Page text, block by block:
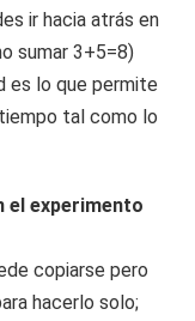
ir hacia atrás en
sumar 3+5=8)
es lo que permite
tal como lo
el experimento
copiarse pero
hacerlo solo;